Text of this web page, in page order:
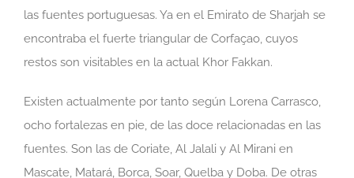
las fuentes portuguesas. Ya en el Emirato de Sharjah se
encontraba el fuerte triangular de Corfaçao, cuyos
restos son visitables en la actual Khor Fakkan.
Existen actualmente por tanto según Lorena Carrasco,
ocho fortalezas en pie, de las doce relacionadas en las
fuentes. Son las de Coriate, Al Jalali y Al Mirani en
Mascate, Matará, Borca, Soar, Quelba y Doba. De otras